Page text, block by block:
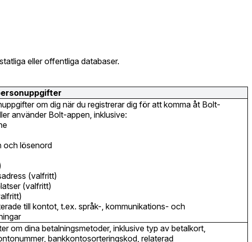
eller offentliga databaser.
om dig när du registrerar dig för att komma åt Bolt-
använder Bolt-appen, inklusive:
och lösenord
(valfritt)
(valfritt)
till kontot, t.ex. språk-, kommunikations- och
om dina betalningsmetoder, inklusive typ av betalkort,
bankkontosorteringskod, relaterad